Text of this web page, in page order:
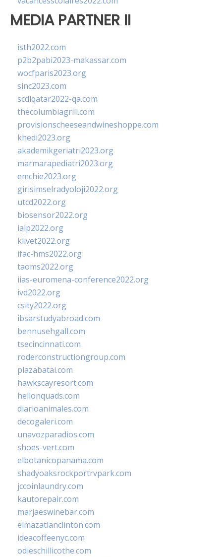
MEDIA PARTNER II
isth2022.com
p2b2pabi2023-makassar.com
wocfparis2023.org
sinc2023.com
scdlqatar2022-qa.com
thecolumbiagrill.com
provisionscheeseandwineshoppe.com
khedi2023.org
akademikgeriatri2023.org
marmarapediatri2023.org
emchie2023.org
girisimselradyoloji2022.org
utcd2022.org
biosensor2022.org
ialp2022.org
klivet2022.org
ifac-hms2022.org
taoms2022.org
iias-euromena-conference2022.org
ivd2022.org
csity2022.org
ibsarstudyabroad.com
bennusehgall.com
tsecincinnati.com
roderconstructiongroup.com
plazabatai.com
hawkscayresort.com
hellonquads.com
diarioanimales.com
decogaleri.com
unavozparadios.com
shoes-vert.com
elbotanicopanama.com
shadyoaksrockportrvpark.com
jccoinlaundry.com
kautorepair.com
marjaeswinebar.com
elmazatlanclinton.com
ideacoffeenyc.com
odieschillicothe.com